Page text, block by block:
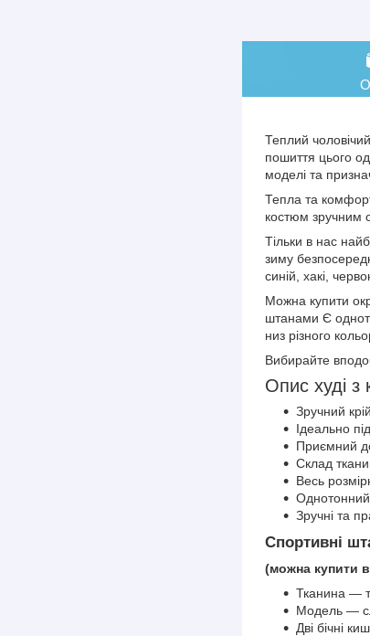
Теплий
пошиття цього
моделі та
Тепла та
костюм зручним
Тільки в нас
зиму
синій, хакі,
Можна купити
штанами Є
низ різного
Вибирайте
Опис худі
Зручний
Ідеально
Приємний
Склад
Весь
Зручні та
Спортивні
(можна купити
Тканина —
Модель —
Дві бічні